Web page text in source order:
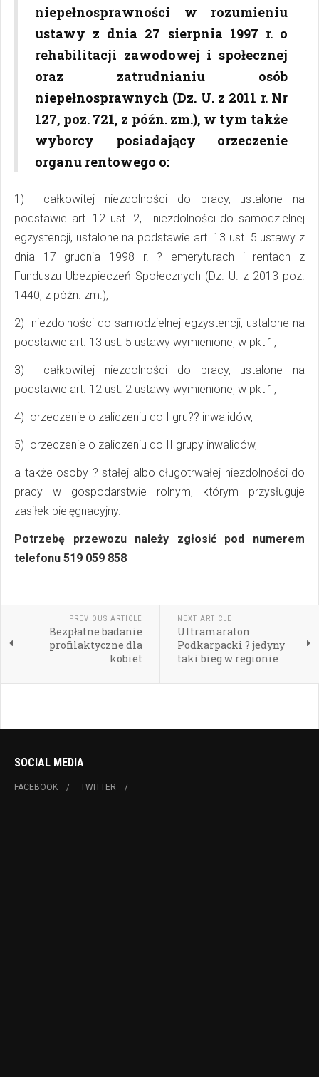
niepełnosprawności w rozumieniu
ustawy z dnia 27 sierpnia 1997 r. o
rehabilitacji zawodowej i społecznej
oraz zatrudnianiu osób
niepełnosprawnych (Dz. U. z 2011 r. Nr
127, poz. 721, z późn. zm.), w tym także
wyborcy posiadający orzeczenie
organu rentowego o:
1) całkowitej niezdolności do pracy, ustalone na
podstawie art. 12 ust. 2, i niezdolności do samodzielnej
egzystencji, ustalone na podstawie art. 13 ust. 5 ustawy z
dnia 17 grudnia 1998 r. ? emeryturach i rentach z
Funduszu Ubezpieczeń Społecznych (Dz. U. z 2013 poz.
1440, z późn. zm.),
2) niezdolności do samodzielnej egzystencji, ustalone na
podstawie art. 13 ust. 5 ustawy wymienionej w pkt 1,
3) całkowitej niezdolności do pracy, ustalone na
podstawie art. 12 ust. 2 ustawy wymienionej w pkt 1,
4) orzeczenie o zaliczeniu do I gru?? inwalidów,
5) orzeczenie o zaliczeniu do II grupy inwalidów,
a także osoby ? stałej albo długotrwałej niezdolności do
pracy w gospodarstwie rolnym, którym przysługuje
zasiłek pielęgnacyjny.
Potrzebę przewozu należy zgłosić pod numerem
telefonu 519 059 858
PREVIOUS ARTICLE
Bezpłatne badanie
profilaktyczne dla
kobiet
NEXT ARTICLE
Ultramaraton
Podkarpacki ? jedyny
taki bieg w regionie
SOCIAL MEDIA
FACEBOOK TWITTER